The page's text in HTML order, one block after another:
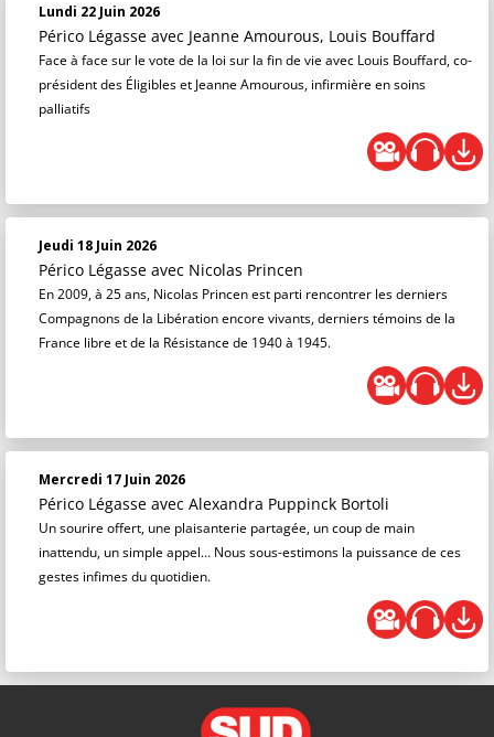
Lundi 22 Juin 2026
Périco Légasse avec Jeanne Amourous, Louis Bouffard
Face à face sur le vote de la loi sur la fin de vie avec Louis Bouffard, co-
président des Éligibles et Jeanne Amourous, infirmière en soins
palliatifs
Jeudi 18 Juin 2026
Périco Légasse avec Nicolas Princen
En 2009, à 25 ans, Nicolas Princen est parti rencontrer les derniers
Compagnons de la Libération encore vivants, derniers témoins de la
France libre et de la Résistance de 1940 à 1945.
Mercredi 17 Juin 2026
Périco Légasse avec Alexandra Puppinck Bortoli
Un sourire offert, une plaisanterie partagée, un coup de main
inattendu, un simple appel… Nous sous-estimons la puissance de ces
gestes infimes du quotidien.